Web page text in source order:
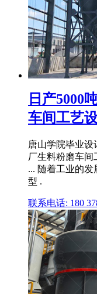
日产5000
车间工艺
唐山学院毕业设
厂生料粉磨车间
... 随着工业的
型 .
联系电话: 180